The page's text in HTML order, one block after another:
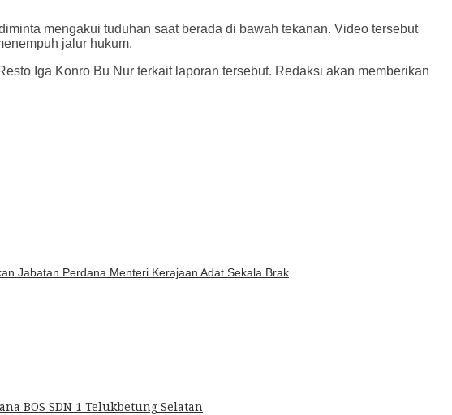
mengakui tuduhan saat berada di bawah tekanan. Video tersebut
jalur hukum.
Iga Konro Bu Nur terkait laporan tersebut. Redaksi akan memberikan
Jabatan Perdana Menteri Kerajaan Adat Sekala Brak
BOS SDN 1 Telukbetung Selatan